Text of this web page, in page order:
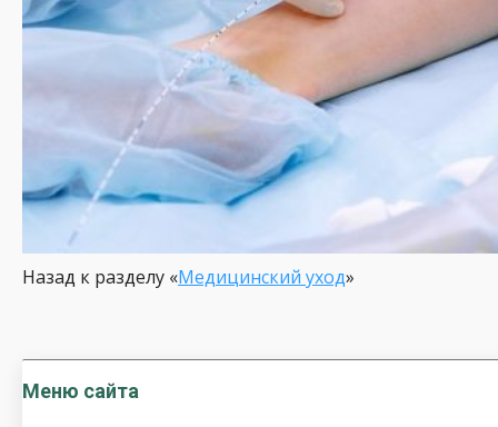
Назад к разделу «Медицинский уход»
Меню сайта